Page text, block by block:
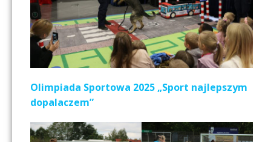
Olimpiada Sportowa 2025 „Sport najlepszym
dopalaczem”